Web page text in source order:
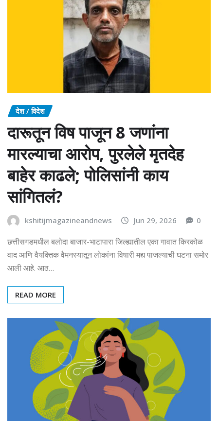
देश / विदेश
दारूतून विष पाजून 8 जणांना
मारल्याचा आरोप, पुरलेले मृतदेह
बाहेर काढले; पोलिसांनी काय
सांगितलं?
kshitijmagazineandnews Jun 29, 2026 0
छत्तीसगडमधील बलोदा बाजार-भाटापारा जिल्ह्यातील एका गावात किरकोळ
वाद आणि वैयक्तिक वैमनस्यातून लोकांना विषारी मद्य पाजल्याची घटना समोर
आली आहे. आठ…
READ MORE